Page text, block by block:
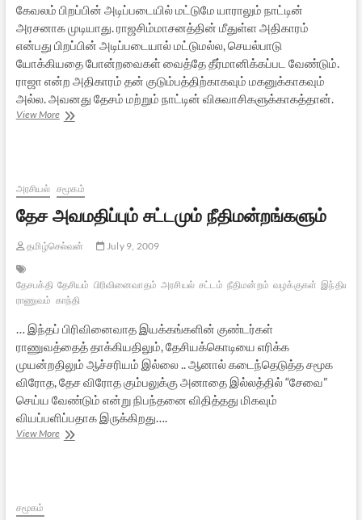
கேவலம் பிறப்பின் அடிப்படையில் மட்டுமே யாராலும் நாட்டின்
அரசனாக முடியாது. ராஜசிம்மாசனத்தின் மீதுள்ள அதிகாரம்
என்பது பிறப்பின் அடிப்படையால் மட்டுமல்ல, செயல்பாடு
யோக்கியதை போன்றவைகள் வைத்தே தீர்மானிக்கப்பட வேண்டும்.
ராஜா என்ற அதிகாரம் தன் குடும்பத்திற்காகவும் மகனுக்காகவும்
அல்ல. அவனது தேசம் மற்றும் நாட்டின் விசுவாசிகளுக்காகத்தான்.
View Moreமஹாபாரதத்தில்
அரசியல் சமூகம்
தேச அவமதிப்பும் சட்டமும் நீதிமன்றங்களும்
தமிழ்செல்வன் July 9, 2009
தேசபக்தி தேசியம் பிரிவினைவாதம் அரசியல் சட்டம் நீதிமன்றம் வழக்குகள் இந்தியா
ராணுவம் காந்தி
… இந்தப் பிரிவினைவாத இயக்கங்களின் குண்டர்கள்
ராணுவத்தைத் தாக்கியதிலும், தேசியக்கொடியை எரிக்க
முயன்றதிலும் ஆச்சரியம் இல்லை .. ஆனால் கடைந்தெடுத்த சமூக
விரோத, தேச விரோத கும்பலுக்கு அனாதை இல்லத்தில் “சேவை”
செய்ய வேண்டும் என்று நிபந்தனை விதித்தது மிகவும்
வியப்பளிப்பதாக இருக்கிறது….
View Moreதேச
சமூகம்